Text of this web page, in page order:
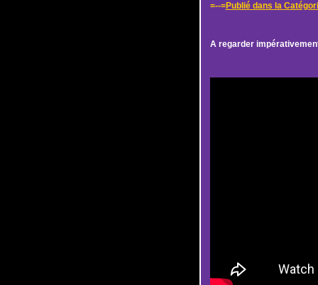
=--=Publié dans la
A regarder